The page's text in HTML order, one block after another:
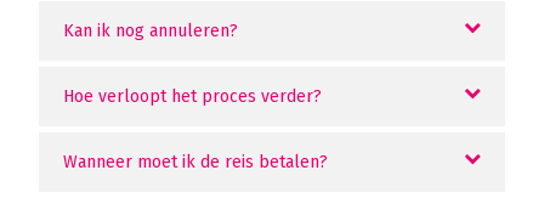
Kan ik nog annuleren?
Hoe verloopt het proces verder?
Wanneer moet ik de reis betalen?